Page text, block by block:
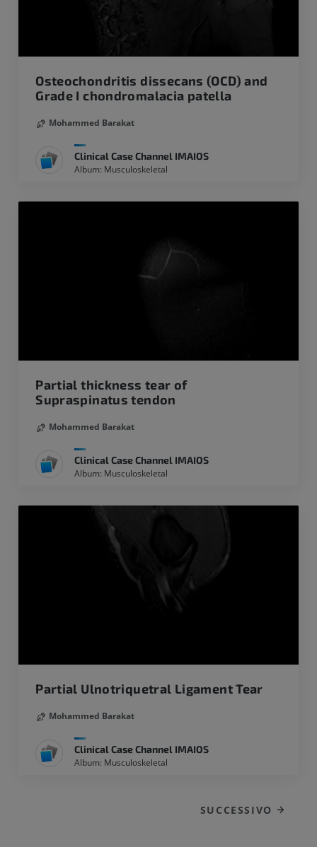
Osteochondritis dissecans (OCD) and
Grade I chondromalacia patella
Mohammed Barakat
Clinical Case Channel IMAIOS
Album: Musculoskeletal
Partial thickness tear of
Supraspinatus tendon
Mohammed Barakat
Clinical Case Channel IMAIOS
Album: Musculoskeletal
Partial Ulnotriquetral Ligament Tear
Mohammed Barakat
Clinical Case Channel IMAIOS
Album: Musculoskeletal
SUCCESSIVO